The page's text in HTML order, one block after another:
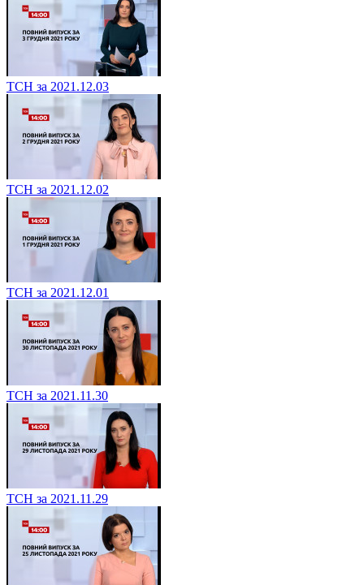
ТСН за 2021.12.03
ТСН за 2021.12.02
ТСН за 2021.12.01
ТСН за 2021.11.30
ТСН за 2021.11.29